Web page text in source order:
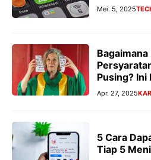
Mei. 5, 2025
Pusing? Ini
Apr. 27, 2025
5 Cara
Tiap 5